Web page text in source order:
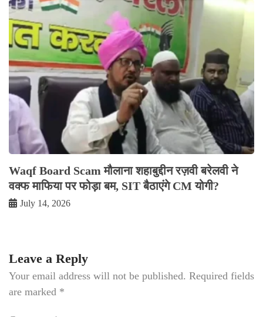
Waqf Board Scam मौलाना शहाबुद्दीन रज़वी बरेलवी ने
वक्फ माफिया पर फोड़ा बम, SIT बैठाएंगे CM योगी?
July 14, 2026
Leave a Reply
Your email address will not be published. Required fields
are marked *